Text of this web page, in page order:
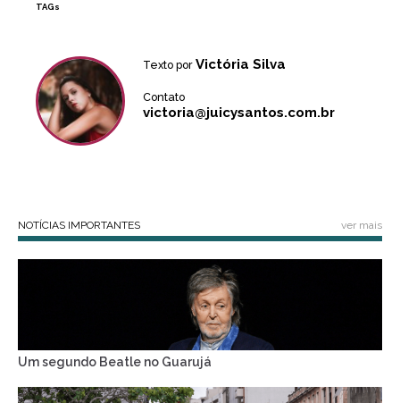
TAGs
Texto por Victória Silva
Contato
victoria@juicysantos.com.br
NOTÍCIAS IMPORTANTES ver mais
Um segundo Beatle no Guarujá